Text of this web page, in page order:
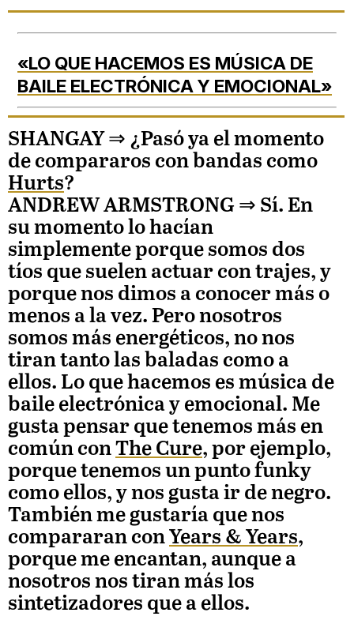
«LO QUE HACEMOS ES MÚSICA DE
BAILE ELECTRÓNICA Y EMOCIONAL»
SHANGAY ⇒ ¿Pasó ya el momento
de compararos con bandas como
Hurts?
ANDREW ARMSTRONG ⇒ Sí. En
su momento lo hacían
simplemente porque somos dos
tíos que suelen actuar con trajes, y
porque nos dimos a conocer más o
menos a la vez. Pero nosotros
somos más energéticos, no nos
tiran tanto las baladas como a
ellos. Lo que hacemos es música de
baile electrónica y emocional. Me
gusta pensar que tenemos más en
común conThe Cure, por ejemplo,
porque tenemos un punto funky
como ellos, y nos gusta ir de negro.
También me gustaría que nos
compararan conYears & Years,
porque me encantan, aunque a
nosotros nos tiran más los
sintetizadores que a ellos.